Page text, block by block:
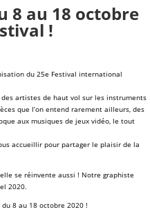
8 au 18 octobre
!
du 25e Festival international
artistes de haut vol sur les instruments
que l’on entend rarement ailleurs, des
aux musiques de jeux vidéo , le tout
accueillir pour partager le plaisir de la
se réinvente aussi ! Notre graphiste
2020.
8 au 18 octobre 2020 !